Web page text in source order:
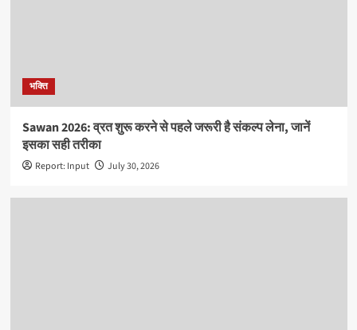
भक्ति
Sawan 2026: व्रत शुरू करने से पहले जरूरी है संकल्प लेना, जानें
इसका सही तरीका
Report: Input July 30, 2026